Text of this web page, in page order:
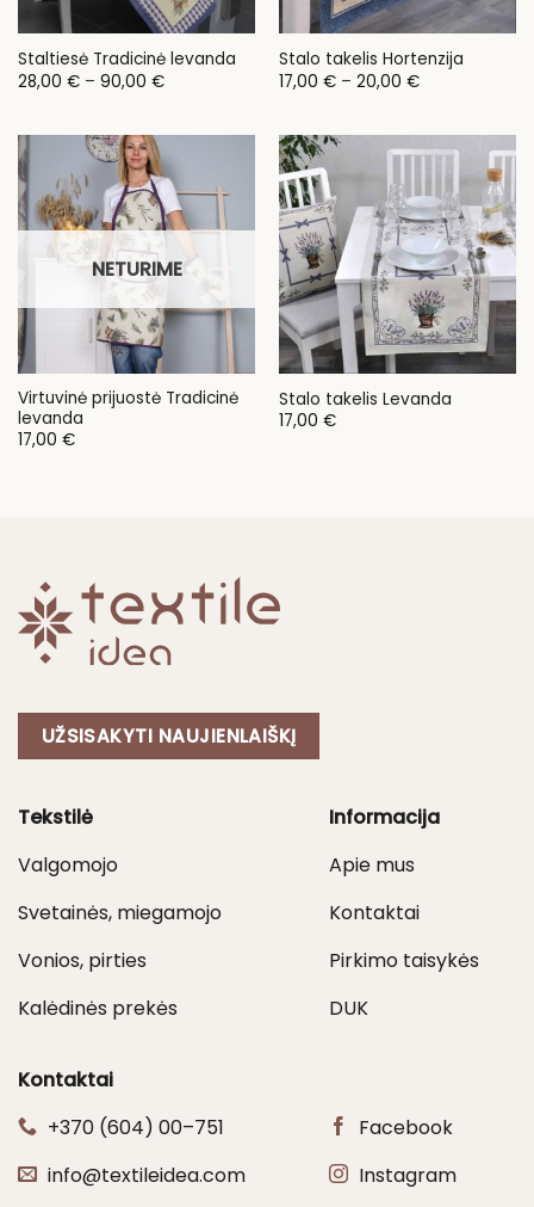
Staltiesė Tradicinė levanda
28,00 € – 90,00 €Price
90,00 €
Stalo takelis Hortenzija
17,00 € – 20,00 €Price
20,00 €
NETURIME
Virtuvinė prijuostė Tradicinė
levanda
17,00 €
Stalo takelis Levanda
17,00 €
UŽSISAKYTI NAUJIENLAIŠKĮ
Tekstilė
Valgomojo
Svetainės, miegamojo
Vonios, pirties
Kalėdinės prekės
Informacija
Apie mus
Kontaktai
Pirkimo taisykės
DUK
Kontaktai
+370 (604) 00–751
info@textileidea.com
Facebook
Instagram